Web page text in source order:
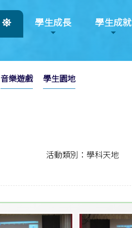
學生成長 學生成就
音樂遊戲 學生園地
活動類別：學科天地